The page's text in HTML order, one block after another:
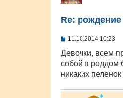
Re:
С
о
б
щ
е
е
11.10.2014 10:23
Девочки, всем
собой в роддом
никаких